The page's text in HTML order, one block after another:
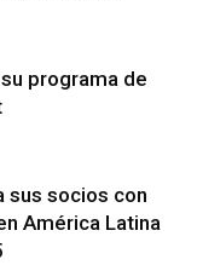
programa de
sus socios con
América Latina